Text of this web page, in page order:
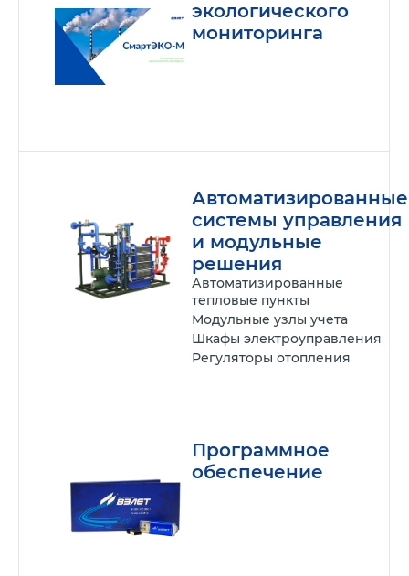
экологического
мониторинга
Автоматизированные
системы управления
и модульные
решения
Автоматизированные
тепловые пункты
Модульные узлы учета
Шкафы электроуправления
Регуляторы отопления
Программное
обеспечение